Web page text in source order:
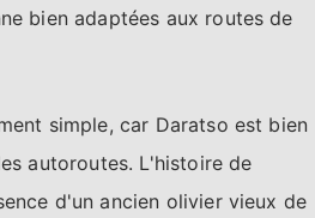
bien adaptées aux routes de
simple, car Daratso est bien
autoroutes. L'histoire de
d'un ancien olivier vieux de